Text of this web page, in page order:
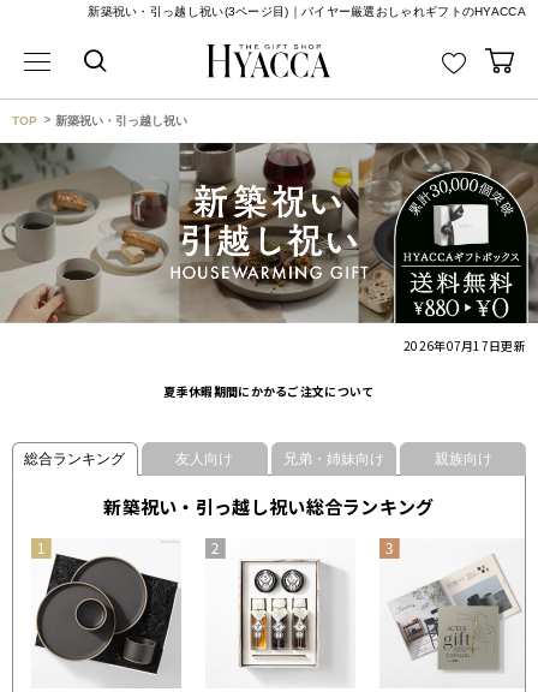
新築祝い・引っ越し祝い(3ページ目)｜バイヤー厳選おしゃれギフトのHYACCA
TOP 新築祝い・引っ越し祝い
2026年07月17日更新
夏季休暇期間にかかるご注文について
総合ランキング 友人向け 兄弟・姉妹向け 親族向け
新築祝い・引っ越し祝い総合ランキング